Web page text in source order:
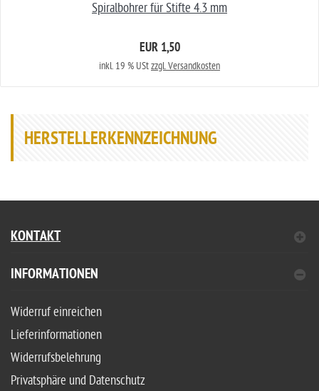
Spiralbohrer für Stifte 4.3 mm
EUR 1,50
inkl. 19 % UStzzgl. Versandkosten
HERSTELLERKENNZEICHNUNG
KONTAKT
INFORMATIONEN
Widerruf einreichen
Lieferinformationen
Widerrufsbelehrung
Privatsphäre und Datenschutz